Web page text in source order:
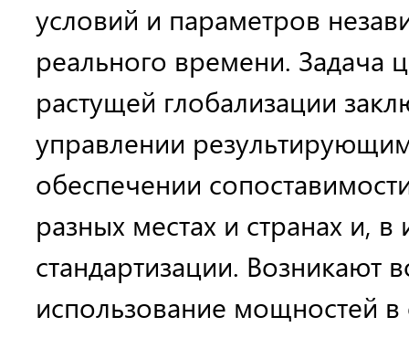
условий и параметров
реального времени. Задача
растущей глобализации
управлении
обеспечении
разных местах и странах и, в
стандартизации. Возникают
использование мощностей в